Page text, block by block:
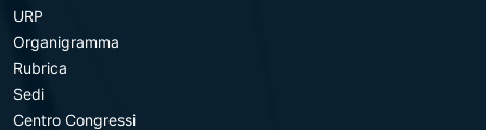
URP
Organigramma
Rubrica
Sedi
Centro Congressi